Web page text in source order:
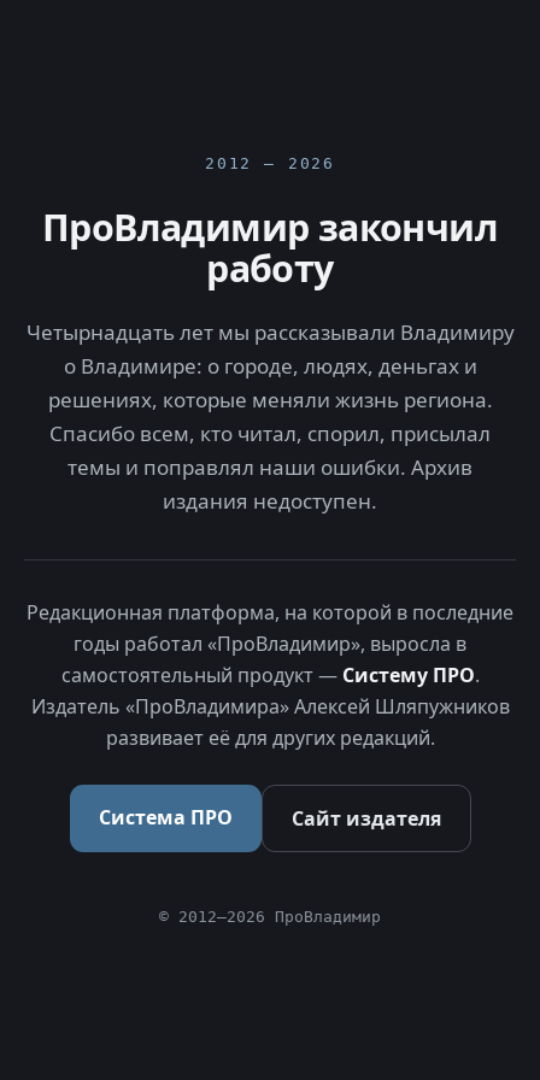
2012 — 2026
ПроВладимир закончил
работу
Четырнадцать лет мы рассказывали Владимиру
о Владимире: о городе, людях, деньгах и
решениях, которые меняли жизнь региона.
Спасибо всем, кто читал, спорил, присылал
темы и поправлял наши ошибки. Архив
издания недоступен.
Редакционная платформа, на которой в последние
годы работал «ПроВладимир», выросла в
самостоятельный продукт — Систему ПРО.
Издатель «ПроВладимира» Алексей Шляпужников
развивает её для других редакций.
Система ПРО Сайт издателя
© 2012–2026 ПроВладимир